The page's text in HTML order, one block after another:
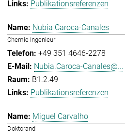
Publikationsreferenzen
Nubia Caroca-Canales
Chemie Ingenieur
+49 351 4646-2278
Nubia.Caroca-Canales@...
B1.2.49
Publikationsreferenzen
Miguel Carvalho
Doktorand